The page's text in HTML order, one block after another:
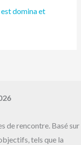
domina et
de rencontre. Basé sur
tels que la